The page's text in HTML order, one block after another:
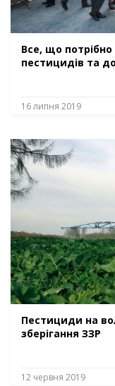
Все, що
пестицидів та
16 липня 2019
Пестициди на
зберігання ЗЗР
12 червня 2019